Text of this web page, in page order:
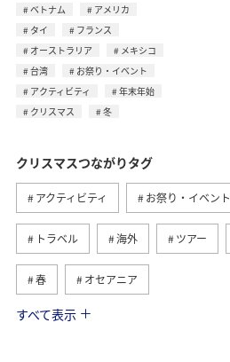
ベトナム
アメリカ
タイ
フランス
オーストラリア
メキシコ
台湾
お祭り・イベント
アクティビティ
年末年始
クリスマス
冬
クリスマスつながりタグ
アクティビティ お祭り・イベント
トラベル 海外 ツアー
春 オセアニア
ヨーロッパ
すべて表示